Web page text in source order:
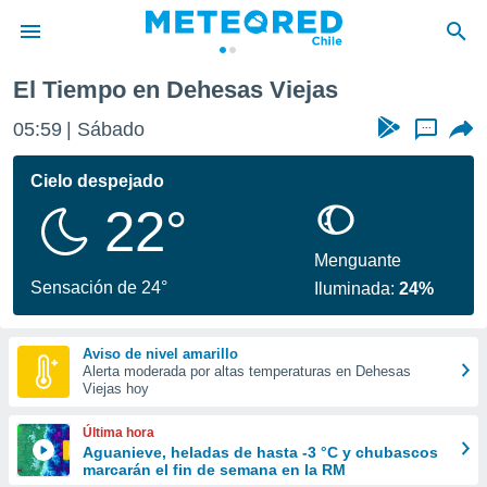
de
por
se
calidad.
a este
las
y
forma
digital
basada
El Tiempo en Dehesas Viejas
05:59 Sábado ...
Cielo despejado
22°
Sensación de 24°
Menguante
Iluminada:24%
Aviso de nivel amarillo
Alerta moderada por altas temperaturas en Dehesas
Viejas hoy
Última hora
Aguanieve, heladas de hasta -3 °C y chubascos
marcarán el fin de semana en la RM